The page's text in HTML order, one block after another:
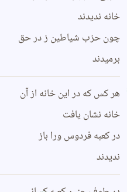
خانه ندیدند
چون حزب شیاطین ز در حق
برمیدند
هر کس که در این خانه از آن
خانه نشان یافت
در کعبه فردوس ورا باز
ندیدند